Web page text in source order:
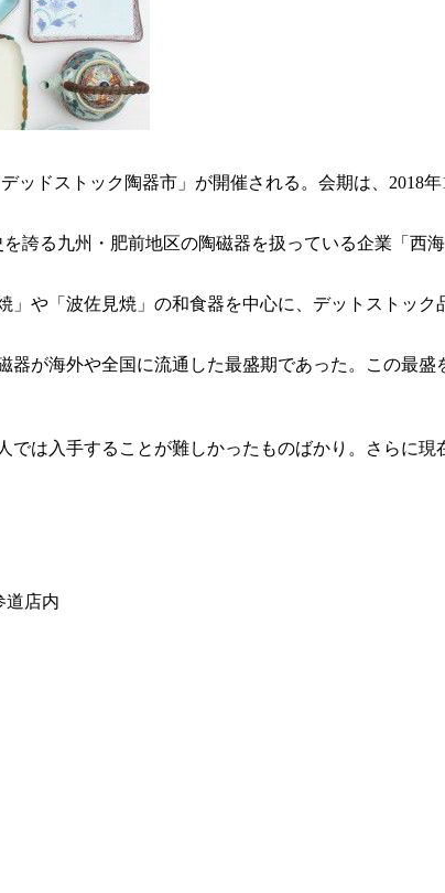
ドストック陶器市」が開催される。会期は、2018年
誇る九州・肥前地区の陶磁器を扱っている企業「西
や「波佐見焼」の和食器を中心に、デットストック
が海外や全国に流通した最盛期であった。この最
は入手することが難しかったものばかり。さらに
道店内